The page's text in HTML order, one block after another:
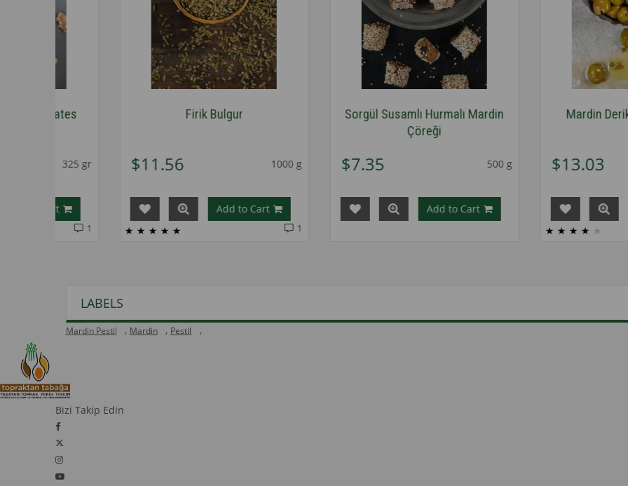
★ ★
$11.56
Add to Cart
Sorgül Susamlı Hurmalı Mardin
$7.35
Add to Cart
Mardin Derik Halhali
$13.03
Add to Cart
LABELS
Mardin Pestil , Mardin , Pestil ,
Bizi Takip Edin